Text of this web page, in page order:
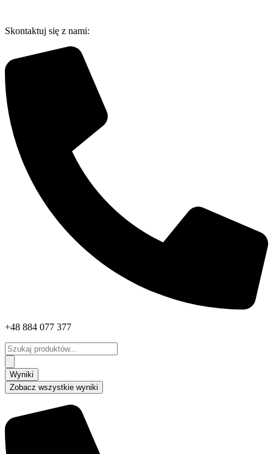
treści
Skontaktuj się z nami:
+48 884 077 377
Search
...
Wyniki
Zobacz wszystkie wyniki